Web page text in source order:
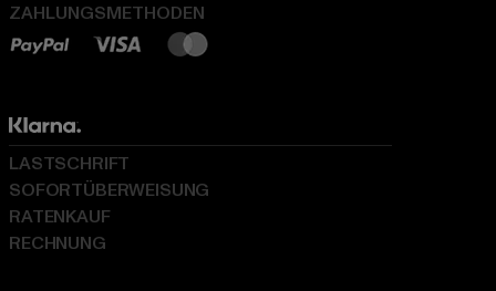
ZAHLUNGSMETHODEN
LASTSCHRIFT
SOFORTÜBERWEISUNG
RATENKAUF
RECHNUNG